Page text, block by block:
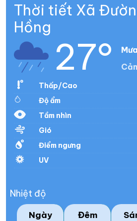
Thời tiết Xã
Hồng
27°
Thấp/Cao
Độ ẩm
Tầm nhìn
Gió
Điểm ngưng
UV
Nhiệt độ
Ngày Đêm